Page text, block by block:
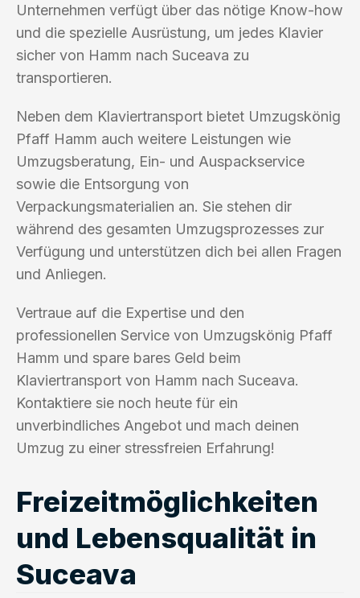
Unternehmen verfügt über das nötige Know-how
und die spezielle Ausrüstung, um jedes Klavier
sicher von Hamm nach Suceava zu
transportieren.
Neben dem Klaviertransport bietet Umzugskönig
Pfaff Hamm auch weitere Leistungen wie
Umzugsberatung, Ein- und Auspackservice
sowie die Entsorgung von
Verpackungsmaterialien an. Sie stehen dir
während des gesamten Umzugsprozesses zur
Verfügung und unterstützen dich bei allen Fragen
und Anliegen.
Vertraue auf die Expertise und den
professionellen Service von Umzugskönig Pfaff
Hamm und spare bares Geld beim
Klaviertransport von Hamm nach Suceava.
Kontaktiere sie noch heute für ein
unverbindliches Angebot und mach deinen
Umzug zu einer stressfreien Erfahrung!
Freizeitmöglichkeiten
und Lebensqualität in
Suceava